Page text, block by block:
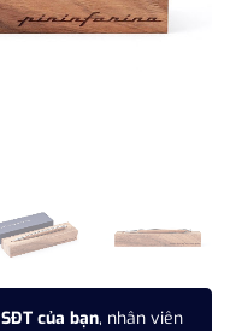
SĐT của bạn, nhân viên